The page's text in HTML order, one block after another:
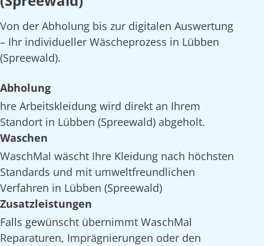
Von der Abholung bis zur digitalen Auswertung
– Ihr individueller Wäscheprozess in Lübben
(Spreewald).
Abholung
hre Arbeitskleidung wird direkt an Ihrem
Standort in Lübben (Spreewald) abgeholt.
Waschen
WaschMal wäscht Ihre Kleidung nach höchsten
Standards und mit umweltfreundlichen
Verfahren in Lübben (Spreewald)
Zusatzleistungen
Falls gewünscht übernimmt WaschMal
Reparaturen, Imprägnierungen oder den